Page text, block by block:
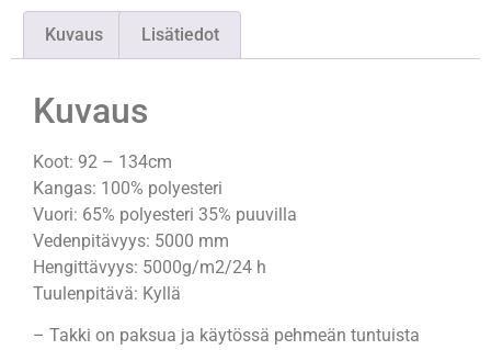
Kuvaus Lisätiedot
Kuvaus
Koot: 92 – 134cm
Kangas: 100% polyesteri
Vuori: 65% polyesteri 35% puuvilla
Vedenpitävyys: 5000 mm
Hengittävyys: 5000g/m2/24 h
Tuulenpitävä: Kyllä
– Takki on paksua ja käytössä pehmeän tuntuista